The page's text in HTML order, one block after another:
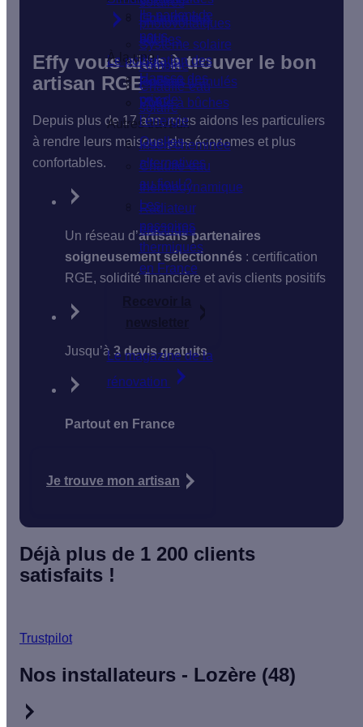
Isolation du
sol
Isolation des
fenêtres
VMC
Chaudière à
bûches
Le poêle
Poêle à granulés
Poêle à bûches
Autres travaux
Insert cheminée
Chauffe-eau
thermodynamique
Radiateur
électrique
photovoltaïques
Système solaire
combiné
Chauffe-eau
solaire
Ils parlent de
nous
À la une
Hausse des
prix de
l'énergie
Quelles
alternatives
au fioul ?
Les
passoires
thermiques
en France
Le magazine de la
rénovation
Effy vous aide à trouver le bon
artisan RGE
Depuis plus de 17 ans, nous aidons les particuliers
à rendre leurs maisons plus économes et plus
confortables.
Un réseau d’artisans partenaires
soigneusement sélectionnés : certification
RGE, solidité financière et avis clients positifs
Jusqu’à 3 devis gratuits
Partout en France
Je trouve mon artisan
Déjà plus de 1 200 clients
satisfaits !
Trustpilot
Nos installateurs - Lozère (48)